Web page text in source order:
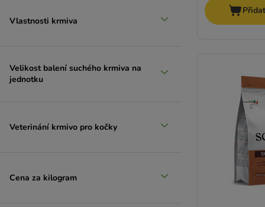
Schesir
Taste of the Wild
Virbac Veterinary HPM speciální výživa
Wiejska Zagroda
Vlastnosti krmiva
Velikost balení suchého krmiva na
jednotku
Veterinání krmivo pro kočky
Cena za kilogram